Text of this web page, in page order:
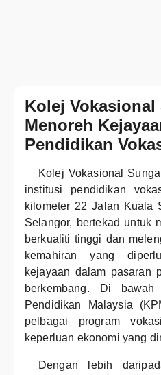
Kolej
Menoreh
Pendidikan
Kolej Vokasional
institusi pendidikan
kilometer 22 Jalan Kuala
Selangor, bertekad untuk
berkualiti tinggi dan
kemahiran yang
kejayaan dalam pasaran
berkembang. Di bawah
Pendidikan Malaysia
pelbagai program
keperluan ekonomi yang
Dengan lebih